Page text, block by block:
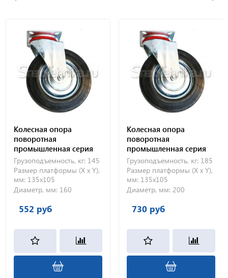
Колесная опора
поворотная
промышленная серия
SC 160
Грузоподъемность, кг: 145
Размер платформы (X x Y),
мм: 135х105
Диаметр, мм: 160
552 руб
Колесная опора
поворотная
промышленная серия
SC 200
Грузоподъемность, кг: 185
Размер платформы (X x Y),
мм: 135х105
Диаметр, мм: 200
730 руб